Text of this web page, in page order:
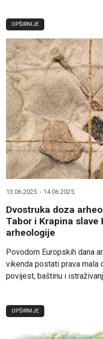
OPŠIRNIJE
13.06.2025. - 14.06.2025.
Dvostruka doza
Tabor i Krapina slave
arheologije
Povodom Europskih dana
vikenda postati prava mala
povijest, baštinu i
OPŠIRNIJE